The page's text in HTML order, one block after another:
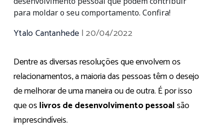
para moldar o seu comportamento. Confira!
Ytalo Cantanhede |20/04/2022
Dentre as diversas resoluções que envolvem os
relacionamentos, a maioria das pessoas têm o desejo
de melhorar de uma maneira ou de outra. É por isso
que os livros de desenvolvimento pessoalsão
imprescindíveis.